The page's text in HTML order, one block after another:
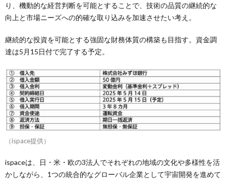
り、機動的な経営判断を可能とすることで、技術の品質の継続的な
向上と市場ニーズへの的確な取り込みを加速させたい考え。
継続的な投資を可能とする強固な財務体質の構築も目指す。資金調
達は5月15日付で完了する予定。
（ispace提供）
ispaceは、日・米・欧の3法人でそれぞれの地域の文化や多様性を活
かしながら、1つの統合的なグローバル企業として宇宙開発を進めて